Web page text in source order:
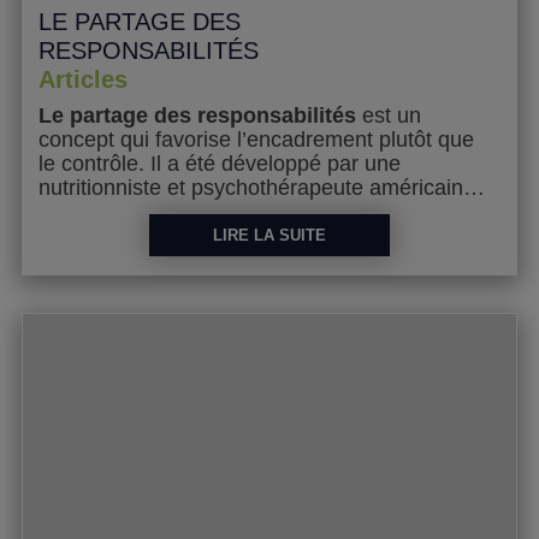
LE PARTAGE DES
RESPONSABILITÉS
Articles
Le partage des responsabilités est un
concept qui favorise l’encadrement plutôt que
le contrôle. Il a été développé par une
nutritionniste et psychothérapeute américaine,
.Au cours des dernières années, il
a connu une plus grande popularité, et est
encouragé tant par les professionnels de la
santé que par les instances de santé publique
En contexte d’alimentation, le partage des
responsabilités encourage le parent à
intervenir sur le :
LIRE LA SUITE